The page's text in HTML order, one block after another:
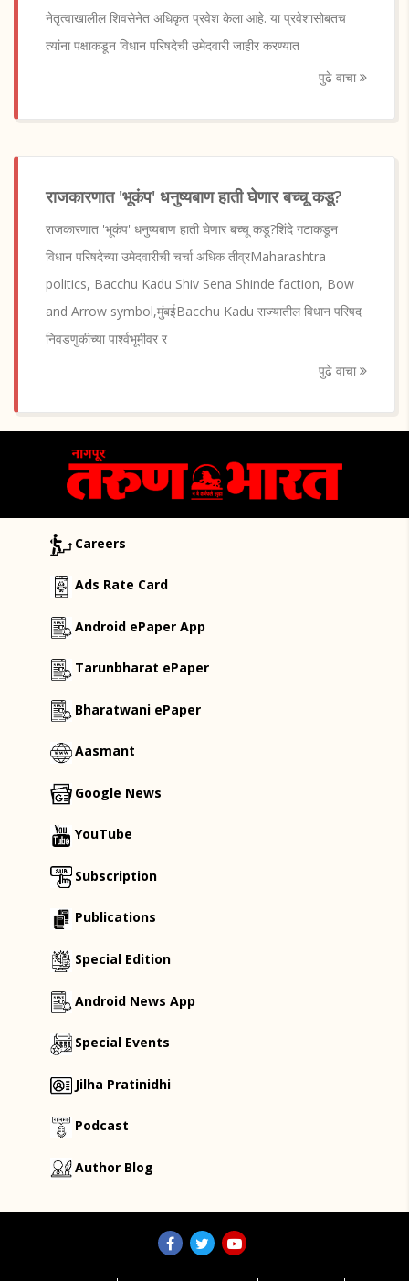
नेतृत्वाखालील शिवसेनेत अधिकृत प्रवेश केला आहे. या प्रवेशासोबतच
त्यांना पक्षाकडून विधान परिषदेची उमेदवारी जाहीर करण्यात
पुढे वाचा
राजकारणात 'भूकंप' धनुष्यबाण हाती घेणार बच्चू कडू?
राजकारणात 'भूकंप' धनुष्यबाण हाती घेणार बच्चू कडू?शिंदे गटाकडून
विधान परिषदेच्या उमेदवारीची चर्चा अधिक तीव्रMaharashtra
politics, Bacchu Kadu Shiv Sena Shinde faction, Bow
and Arrow symbol,मुंबईBacchu Kadu राज्यातील विधान परिषद
निवडणुकीच्या पार्श्वभूमीवर र
पुढे वाचा
Careers
Ads Rate Card
Android ePaper App
Tarunbharat ePaper
Bharatwani ePaper
Aasmant
Google News
YouTube
Subscription
Publications
Special Edition
Android News App
Special Events
Jilha Pratinidhi
Podcast
Author Blog